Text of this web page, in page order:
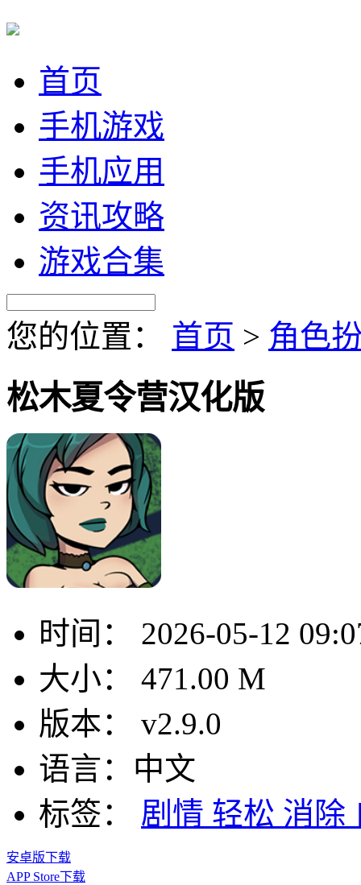
首页
手机游戏
手机应用
资讯攻略
游戏合集
您的位置： 首页 > 角色
松木夏令营汉化版
时间：
2026-05-12
大小：
471.00 M
版本：
v2.9.0
语言： 中文
标签：
剧情 轻松 消除
安卓版下载
APP Store下载